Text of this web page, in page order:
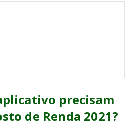
precisam
de Renda 2021?